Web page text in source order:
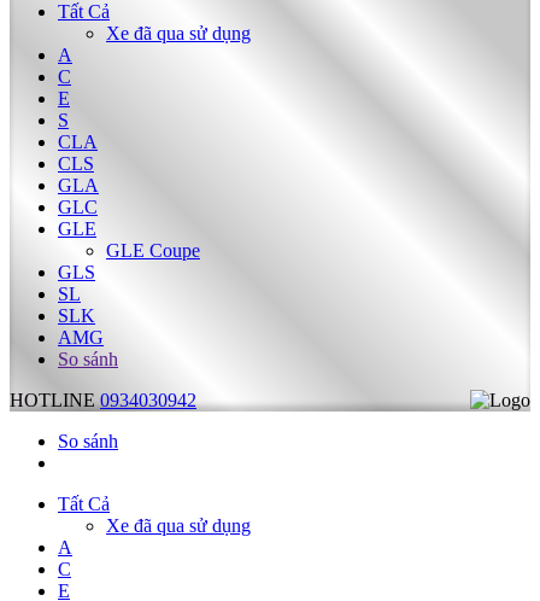
Tất Cả
Xe đã qua sử dụng
A
C
E
S
CLA
CLS
GLA
GLC
GLE
GLE Coupe
GLS
SL
SLK
AMG
So sánh
HOTLINE 0934030942
So sánh
Tất Cả
Xe đã qua sử dụng
A
C
E